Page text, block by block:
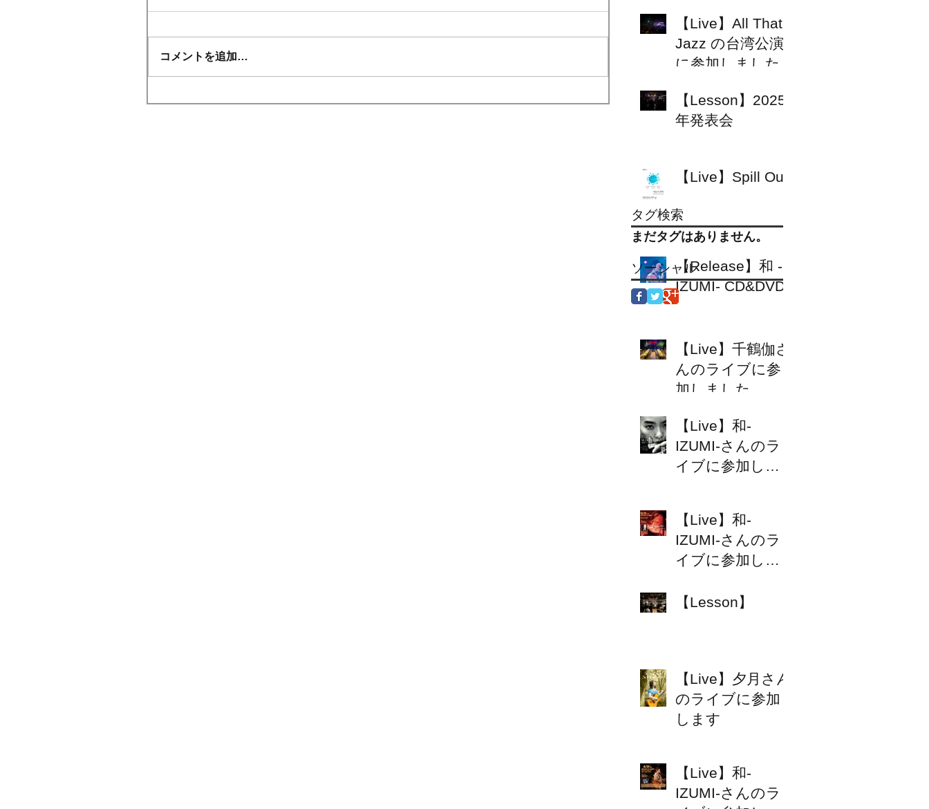
コメントを追加…
【Live】All That
Jazz の台湾公演
に参加しました
【Lesson】2025
年発表会
【Live】Spill Out
【Release】和 -
IZUMI- CD&DVD
【Live】千鶴伽さ
んのライブに参
加しました
【Live】和-
IZUMI-さんのラ
イブに参加しま
【Live】和-
IZUMI-さんのラ
イブに参加しま
【Lesson】
【Live】夕月さん
のライブに参加
します
【Live】和-
IZUMI-さんのラ
タグ検索
まだタグはありません。
ソーシャル